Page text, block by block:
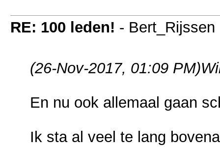
RE: 100 leden! -
(26-Nov-2017, 01:09 PM)
En nu ook allemaal gaan
Ik sta al veel te lang